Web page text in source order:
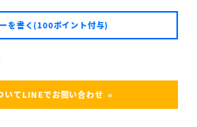
を書く(100ポイント付与)
いてLINEでお問い合わせ